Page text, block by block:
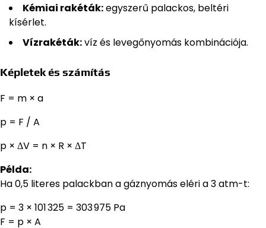
Kémiai rakéták:egyszerű palackos, beltéri
kísérlet.
Vízrakéták:víz és levegőnyomás kombinációja.
Képletek és számítás
F = m × a
p = F / A
p × ΔV = n × R × ΔT
Példa:
Ha 0,5 literes palackban a gáznyomás eléri a 3 atm-t:
p = 3 × 101 325 = 303 975 Pa
F = p × A